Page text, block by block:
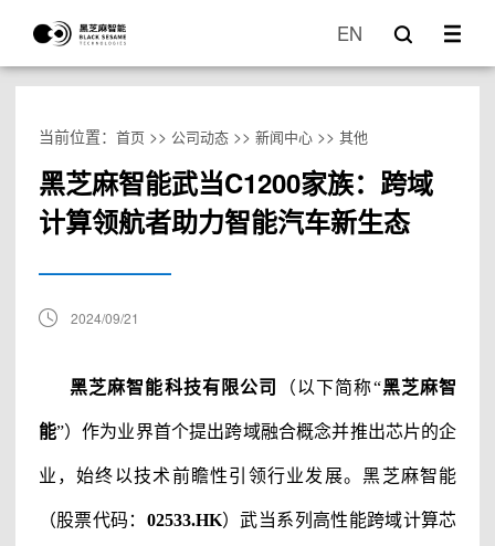
EN
当前位置： 首页 >> 公司动态>> 新闻中心>> 其他
黑芝麻智能武当C1200家族：跨域
计算领航者助力智能汽车新生态
2024/09/21
黑芝麻智能科技有限公司 （以下简称“黑芝麻智
能”）作为业界首个提出跨域融合概念并推出芯片的企
业，始终以技术前瞻性引领行业发展。黑芝麻智能
（股票代码： 02533.HK）武当系列高性能跨域计算芯